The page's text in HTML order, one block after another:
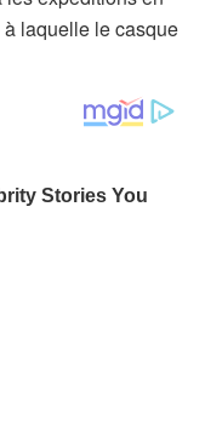
laquelle le casque